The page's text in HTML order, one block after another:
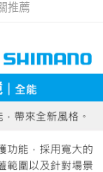
同意方可使用
本公司不負相關責
本公司將視審查結果
推薦